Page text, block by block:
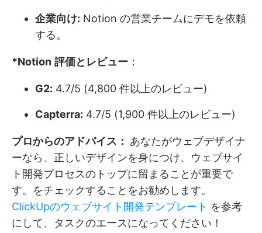
企業向け: Notion の営業チームにデモを依頼
する。
*Notion 評価とレビュー ：
G2: 4.7/5 (4,800 件以上のレビュー)
Capterra: 4.7/5 (1,900 件以上のレビュー)
プロからのアドバイス： あなたがウェブデザイナ
ーなら、正しいデザインを身につけ、ウェブサイ
ト開発プロセスのトップに留まることが重要で
す。をチェックすることをお勧めします。
ClickUpのウェブサイト開発テンプレート を参考
にして、タスクのエースになってください！